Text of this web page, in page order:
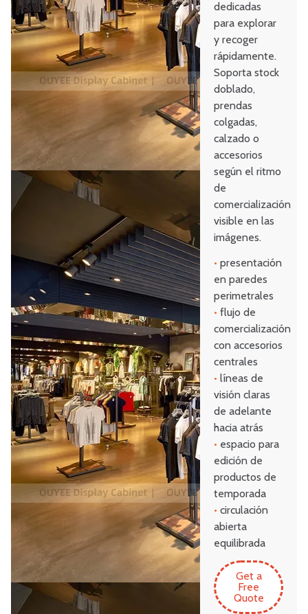
dedicadas
para explorar
y recoger
rápidamente.
Soporta stock
doblado,
prendas
colgadas,
calzado o
accesorios
según el ritmo
de
comercialización
visible en las
imágenes.
• presentación
en paredes
perimetrales
• flujo de
comercialización
con accesorios
centrales
• líneas de
visión claras
de adelante
hacia atrás
• espacio para
edición de
productos de
temporada
• circulación
abierta
equilibrada
Get a
Free
Quote